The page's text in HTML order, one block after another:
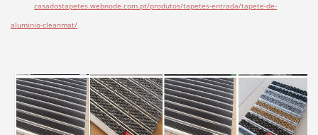
casadostapetes.webnode.com.pt/produtos/tapetes-entrada/tapete-de-
aluminio-cleanmat/